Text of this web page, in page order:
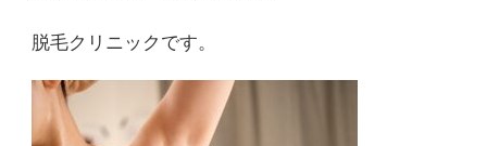
脱毛クリニックです。